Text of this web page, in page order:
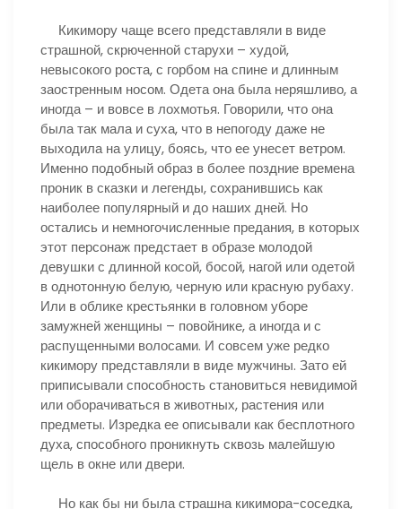
Кикимору чаще всего представляли в виде
страшной, скрюченной старухи – худой,
невысокого роста, с горбом на спине и длинным
заостренным носом. Одета она была неряшливо, а
иногда – и вовсе в лохмотья. Говорили, что она
была так мала и суха, что в непогоду даже не
выходила на улицу, боясь, что ее унесет ветром.
Именно подобный образ в более поздние времена
проник в сказки и легенды, сохранившись как
наиболее популярный и до наших дней. Но
остались и немногочисленные предания, в которых
этот персонаж предстает в образе молодой
девушки с длинной косой, босой, нагой или одетой
в однотонную белую, черную или красную рубаху.
Или в облике крестьянки в головном уборе
замужней женщины – повойнике, а иногда и с
распущенными волосами. И совсем уже редко
кикимору представляли в виде мужчины. Зато ей
приписывали способность становиться невидимой
или оборачиваться в животных, растения или
предметы. Изредка ее описывали как бесплотного
духа, способного проникнуть сквозь малейшую
щель в окне или двери.
Но как бы ни была страшна кикимора-соседка,